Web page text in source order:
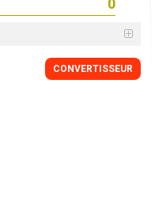
CONVERTISSEUR